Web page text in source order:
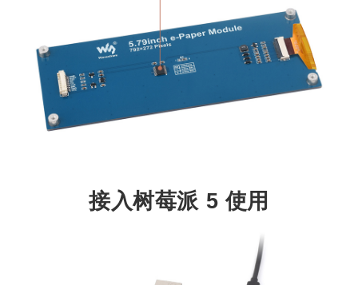
接入树莓派 5 使用